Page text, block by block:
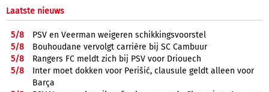
Laatste nieuws
5/8
PSV en Veerman weigeren schikkingsvoorstel
5/8
Bouhoudane vervolgt carrière bij SC Cambuur
5/8
Rangers FC meldt zich bij PSV voor Driouech
5/8
Inter moet dokken voor Perišić, clausule geldt alleen voor
Barça